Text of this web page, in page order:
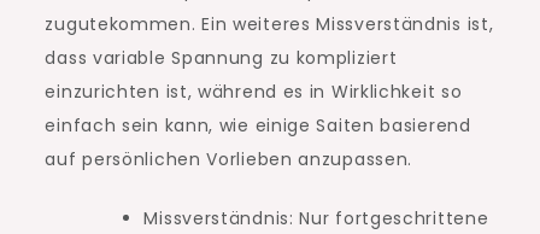
zugutekommen. Ein weiteres Missverständnis ist,
dass variable Spannung zu kompliziert
einzurichten ist, während es in Wirklichkeit so
einfach sein kann, wie einige Saiten basierend
auf persönlichen Vorlieben anzupassen.
Missverständnis: Nur fortgeschrittene